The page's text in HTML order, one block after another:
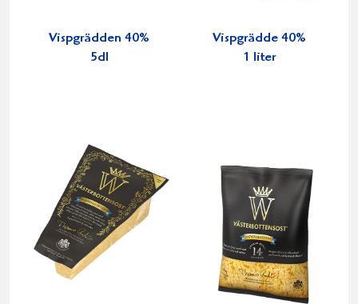
Vispgrädden 40%
5dl
Vispgrädde 40%
1 liter